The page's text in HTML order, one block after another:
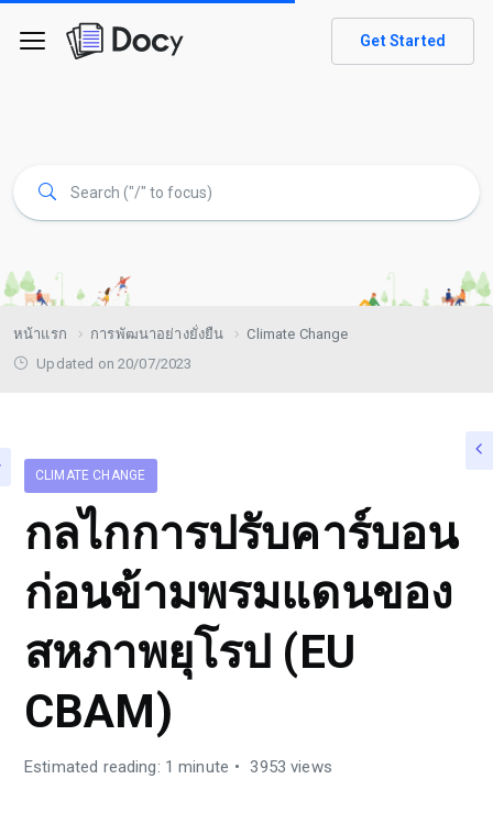
Get Started
หน้าแรก การพัฒนาอย่างยั่งยืน
Climate Change
Updated on 20/07/2023
CLIMATE CHANGE
กลไกการปรับคาร์บอน
ก่อนข้ามพรมแดนของ
สหภาพยุโรป (EU
CBAM)
Estimated reading: 1 minute 3953 views